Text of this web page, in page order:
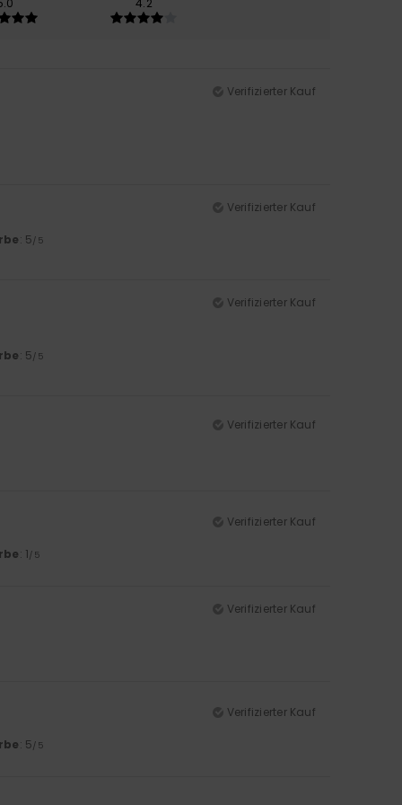
Verifizierter Kauf
Verifizierter Kauf
: 5 /5
Verifizierter Kauf
: 5 /5
Verifizierter Kauf
Verifizierter Kauf
: 1 /5
Verifizierter Kauf
Verifizierter Kauf
: 5 /5